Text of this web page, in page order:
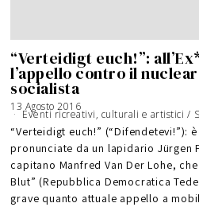
“Verteidigt euch!”:
l’appello contro il
socialista
13 Agosto 2016
5
A
g
o
s
t
o
2
0
1
6
Eventi ricreativi, culturali e artistici /
“Verteidigt euch!” (“Difendetevi!”):
pronunciate da un lapidario Jürgen
capitano Manfred Van Der Lohe,
Blut” (Repubblica Democratica
grave quanto attuale appello a